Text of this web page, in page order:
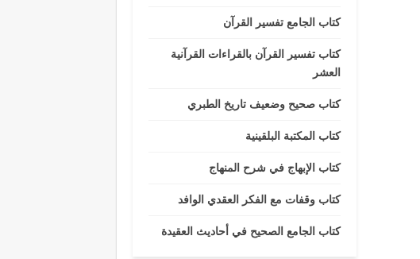
كتاب الجامع تفسير القرآن
كتاب تفسير القرآن بالقراءات القرآنية
العشر
كتاب صحيح وضعيف تاريخ الطبري
كتاب المكتبة البلقينية
كتاب الإبهاج في شرح المنهاج
كتاب وقفات مع الفكر العقدي الوافد
كتاب الجامع الصحيح في أحاديث العقيدة